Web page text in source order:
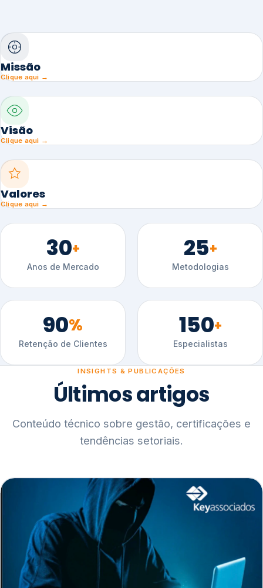
Missão
Clique aqui →
Visão
Clique aqui →
Valores
Clique aqui →
30+
Anos de Mercado
25+
Metodologias
90%
Retenção de Clientes
150+
Especialistas
INSIGHTS & PUBLICAÇÕES
Últimos artigos
Conteúdo técnico sobre gestão, certificações e
tendências setoriais.